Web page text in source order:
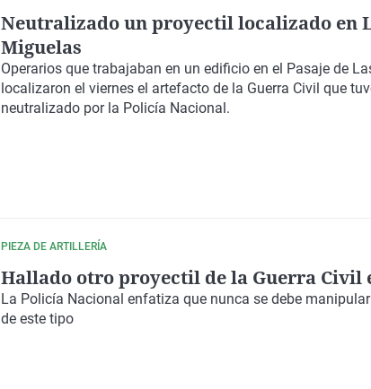
Neutralizado un proyectil localizado en
Miguelas
Operarios que trabajaban en un edificio en el Pasaje de
localizaron el viernes el artefacto de la Guerra Civil que
neutralizado por la Policía Nacional.
PIEZA DE ARTILLERÍA
Hallado otro proyectil de la Guerra Civil
La Policía Nacional enfatiza que nunca se debe
de este tipo